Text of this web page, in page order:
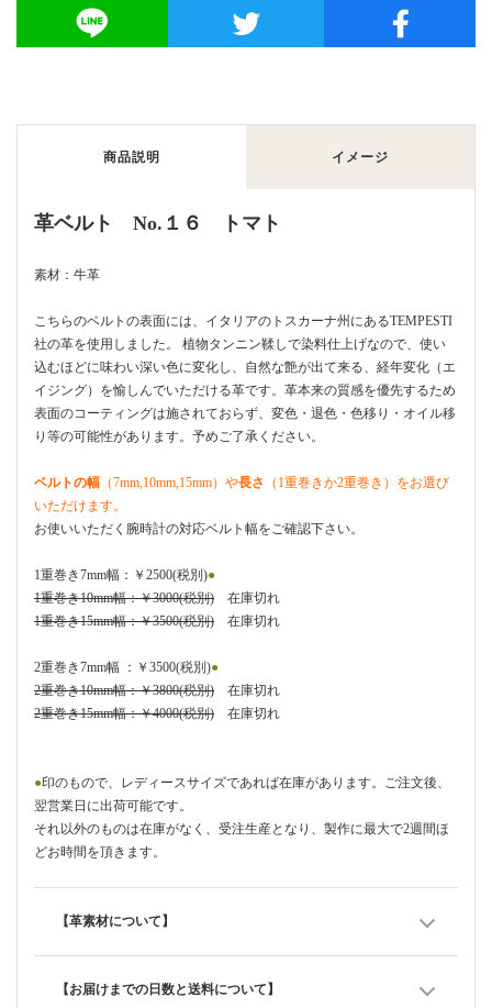
商品説明 イメージ
革ベルト No.１６ トマト
素材：牛革
こちらのベルトの表面には、イタリアのトスカーナ州にあるTEMPESTI
社の革を使用しました。 植物タンニン鞣しで染料仕上げなので、使い
込むほどに味わい深い色に変化し、自然な艶が出て来る、経年変化（エ
イジング）を愉しんでいただける革です。革本来の質感を優先するため
表面のコーティングは施されておらず、変色・退色・色移り・オイル移
り等の可能性があります。予めご了承ください。
ベルトの幅 （7mm,10mm,15mm）や長さ
（1重巻きか2重巻き）をお選び
いただけます。
お使いいただく腕時計の対応ベルト幅をご確認下さい。
1重巻き7mm幅：￥2500(税別)●
1重巻き10mm幅：￥3000(税別) 在庫切れ
1重巻き15mm幅：￥3500(税別) 在庫切れ
2重巻き7mm幅 ：￥3500(税別)●
2重巻き10mm幅：￥3800(税別) 在庫切れ
2重巻き15mm幅：￥4000(税別) 在庫切れ
●印のもので、レディースサイズであれば在庫があります。ご注文後、
翌営業日に出荷可能です。
それ以外のものは在庫がなく、受注生産となり、製作に最大で2週間ほ
どお時間を頂きます。
【革素材について】
【お届けまでの日数と送料について】